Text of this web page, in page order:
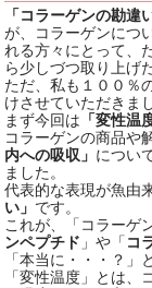
「コラーゲンの勘違
が、コラーゲンにつ
れる方々にとって、
ら少しづつ取り上げ
ただ、私も１００％
けさせていただきま
まず今回は 「変性温
コラーゲンの商品や
内への吸収」 につい
ました。
代表的な表現が魚由
い」 です。
これが、「コラーゲ
ンペプチド 」や「 コ
「本当に・・・？」
「変性温度」とは